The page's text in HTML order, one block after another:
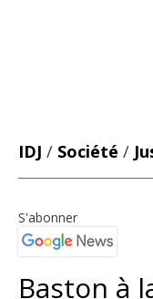
IDJ / Société /
S'abonner
Baston à